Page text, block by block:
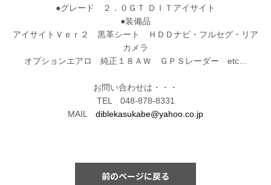
●グレード ２．０ＧＴ ＤＩＴアイサイト
●装備品
アイサイトＶｅｒ２ 黒革シート ＨＤＤナビ・フルセグ・リア
カメラ
オプションエアロ 純正１８ＡＷ ＧＰＳレーダー etc…
お問い合わせは・・・
TEL 048-878-8331
MAIL diblekasukabe@yahoo.co.jp
前のページに戻る